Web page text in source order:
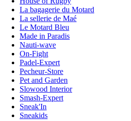
La bagagerie du Motard
La sellerie de Maé
Le Motard Bleu
Made in Paradis
Nauti-wave
On-Fight
Padel-Expert
Pecheur-Store
Pet and Garden
Slowood Interior
Smash-Expert
Sneak'In
Sneakids